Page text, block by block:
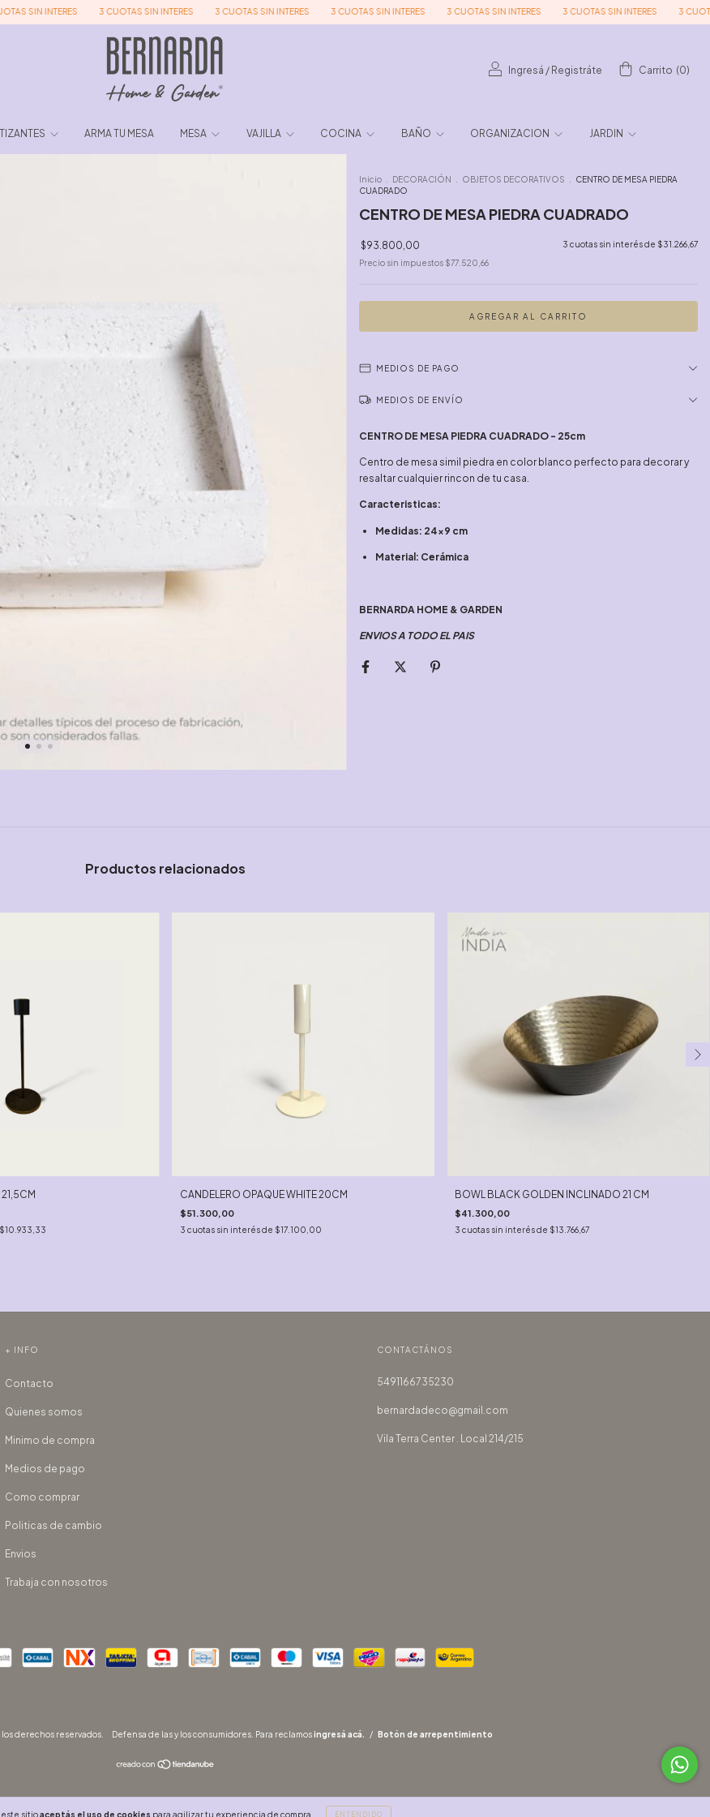
INTERES 3 CUOTAS SIN INTERES 3 CUOTAS SIN INTERES 3 CUOTAS SIN INTERES 3 CUOTAS SIN INTERES 3 CUOTAS SIN INTERES 3 CUOTAS SIN
Ingresá / Registráte Carrito (0)
ARMA TU MESA MESA VAJILLA COCINA BAÑO ORGANIZACION JARDIN
sitioaceptás el uso de cookies para agilizar tu experiencia de compra. ENTENDIDO
Inicio DECORACIÓN OBJETOS DECORATIVOS
CENTRO DE MESA PIEDRA
CUADRADO
CENTRO DE MESA PIEDRA CUADRADO
$93.800,00 3 cuotas sin interés de $31.266,67
Precio sin impuestos $77.520,66
MEDIOS DE PAGO
MEDIOS DE ENVÍO
CENTRO DE MESA PIEDRA CUADRADO - 25cm
Centro de mesa simil piedra en color blanco perfecto para decorar y
resaltar cualquier rincon de tu casa.
Caracteristicas:
Medidas: 24x9 cm
Material: Cerámica
BERNARDA HOME & GARDEN
ENVIOS A TODO EL PAIS
Productos relacionados
$10.933,33
CANDELERO OPAQUE WHITE 20CM
$51.300,00
3 cuotas sin interés de $17.100,00
BOWL BLACK GOLDEN INCLINADO 21 CM
$41.300,00
3 cuotas sin interés de $13.766,67
+ INFO
Contacto
Quienes somos
Minimo de compra
Medios de pago
Como comprar
Politicas de cambio
Envios
Trabaja con nosotros
CONTACTÁNOS
5491166735230
bernardadeco@gmail.com
Vila Terra Center . Local 214/215
derechos reservados. Defensa de las y los consumidores. Para reclamosingresá acá. / Botón de arrepentimiento